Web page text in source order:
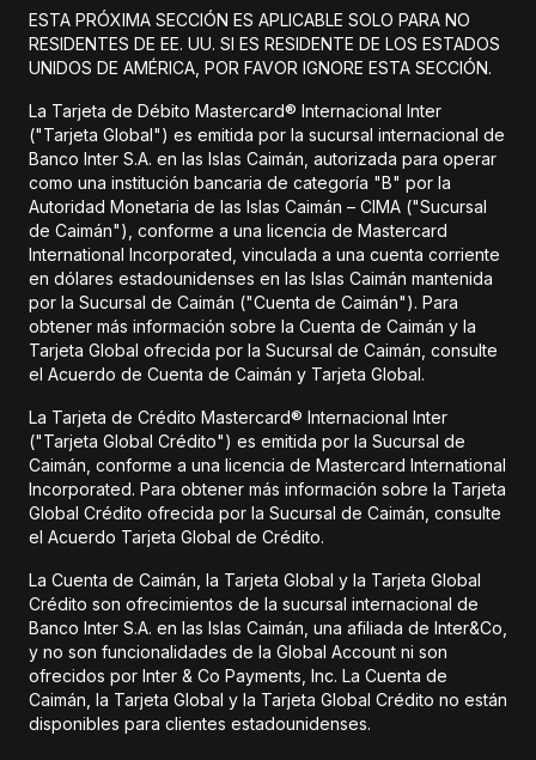
ESTA PRÓXIMA SECCIÓN ES APLICABLE SOLO PARA NO
RESIDENTES DE EE. UU. SI ES RESIDENTE DE LOS ESTADOS
UNIDOS DE AMÉRICA, POR FAVOR IGNORE ESTA SECCIÓN.
La Tarjeta de Débito Mastercard® Internacional Inter
("Tarjeta Global") es emitida por la sucursal internacional de
Banco Inter S.A. en las Islas Caimán, autorizada para operar
como una institución bancaria de categoría "B" por la
Autoridad Monetaria de las Islas Caimán – CIMA ("Sucursal
de Caimán"), conforme a una licencia de Mastercard
International Incorporated, vinculada a una cuenta corriente
en dólares estadounidenses en las Islas Caimán mantenida
por la Sucursal de Caimán ("Cuenta de Caimán"). Para
obtener más información sobre la Cuenta de Caimán y la
Tarjeta Global ofrecida por la Sucursal de Caimán, consulte
el Acuerdo de Cuenta de Caimán y Tarjeta Global.
La Tarjeta de Crédito Mastercard® Internacional Inter
("Tarjeta Global Crédito") es emitida por la Sucursal de
Caimán, conforme a una licencia de Mastercard International
Incorporated. Para obtener más información sobre la Tarjeta
Global Crédito ofrecida por la Sucursal de Caimán, consulte
el Acuerdo Tarjeta Global de Crédito.
La Cuenta de Caimán, la Tarjeta Global y la Tarjeta Global
Crédito son ofrecimientos de la sucursal internacional de
Banco Inter S.A. en las Islas Caimán, una afiliada de Inter&Co,
y no son funcionalidades de la Global Account ni son
ofrecidos por Inter & Co Payments, Inc. La Cuenta de
Caimán, la Tarjeta Global y la Tarjeta Global Crédito no están
disponibles para clientes estadounidenses.